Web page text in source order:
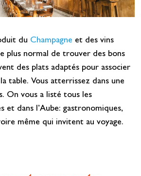
du Champagne et des vins
plus normal de trouver des bons
des plats adaptés pour associer
table. Vous atterrissez dans une
On vous a listé tous les
et dans l’Aube: gastronomiques,
même qui invitent au voyage.